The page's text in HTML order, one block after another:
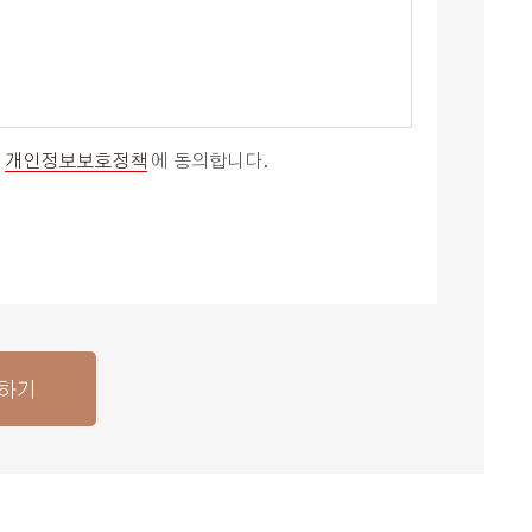
개인정보보호정책 에 동의합니다.
기